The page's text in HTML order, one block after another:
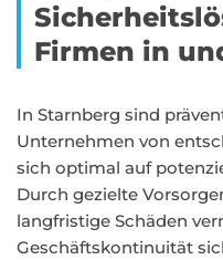
Firmen in
In Starnberg sind
Unternehmen von
sich optimal auf
Durch gezielte
langfristige Schäden
Geschäftskontinuität